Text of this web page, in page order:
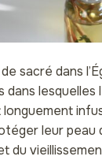
sacré dans
dans lesquelles
leur peau
du